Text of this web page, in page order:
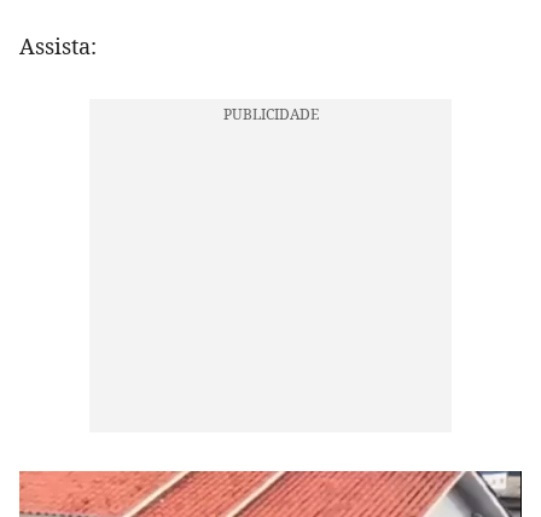
Assista: